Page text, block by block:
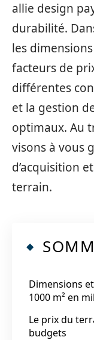
allie design
durabilité.
les
facteurs de
différentes
et la gestion
optimaux. Au
visons à vous
d’acquisition
terrain.
Dimensions
1000 m² en
Le prix du
budgets